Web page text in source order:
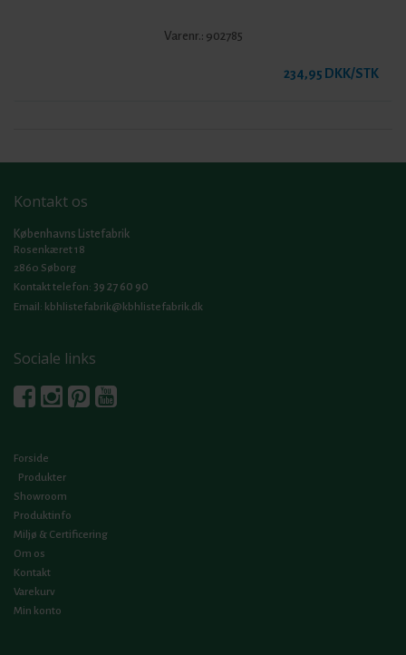
Varenr.: 902785
234,95 DKK/STK
Kontakt os
Københavns Listefabrik
Rosenkæret 18
2860 Søborg
Kontakt telefon: 39 27 60 90
Email: kbhlistefabrik@kbhlistefabrik.dk
Sociale links
Forside
Produkter
Showroom
Produktinfo
Miljø & Certificering
Om os
Kontakt
Varekurv
Min konto